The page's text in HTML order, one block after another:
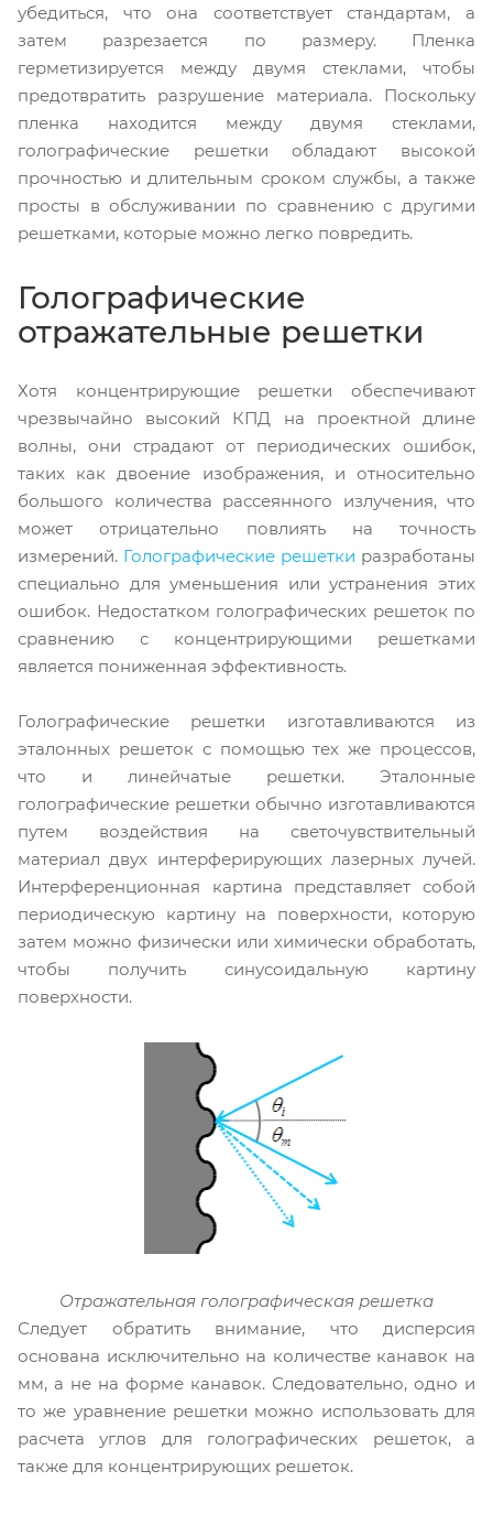
убедиться, что она соответствует стандартам, а
затем разрезается по размеру. Пленка
герметизируется между двумя стеклами, чтобы
предотвратить разрушение материала. Поскольку
пленка находится между двумя стеклами,
голографические решетки обладают высокой
прочностью и длительным сроком службы, а также
просты в обслуживании по сравнению с другими
решетками, которые можно легко повредить.
Голографические
отражательные решетки
Хотя концентрирующие решетки обеспечивают
чрезвычайно высокий КПД на проектной длине
волны, они страдают от периодических ошибок,
таких как двоение изображения, и относительно
большого количества рассеянного излучения, что
может отрицательно повлиять на точность
измерений. Голографические решетки разработаны
специально для уменьшения или устранения этих
ошибок. Недостатком голографических решеток по
сравнению с концентрирующими решетками
является пониженная эффективность.
Голографические решетки изготавливаются из
эталонных решеток с помощью тех же процессов,
что и линейчатые решетки. Эталонные
голографические решетки обычно изготавливаются
путем воздействия на светочувствительный
материал двух интерферирующих лазерных лучей.
Интерференционная картина представляет собой
периодическую картину на поверхности, которую
затем можно физически или химически обработать,
чтобы получить синусоидальную картину
поверхности.
Отражательная голографическая решетка
Следует обратить внимание, что дисперсия
основана исключительно на количестве канавок на
мм, а не на форме канавок. Следовательно, одно и
то же уравнение решетки можно использовать для
расчета углов для голографических решеток, а
также для концентрирующих решеток.